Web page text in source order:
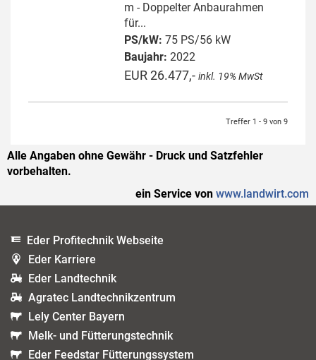
m - Doppelter Anbaurahmen
für...
PS/kW: 75 PS/56 kW
Baujahr: 2022
EUR 26.477,- inkl. 19% MwSt
Treffer 1 - 9 von 9
Alle Angaben ohne Gewähr - Druck und Satzfehler
vorbehalten.
ein Service von www.landwirt.com
Eder Profitechnik Webseite
Eder Karriere
Eder Landtechnik
Agratec Landtechnikzentrum
Lely Center Bayern
Melk- und Fütterungstechnik
Eder Feedstar Fütterungssystem